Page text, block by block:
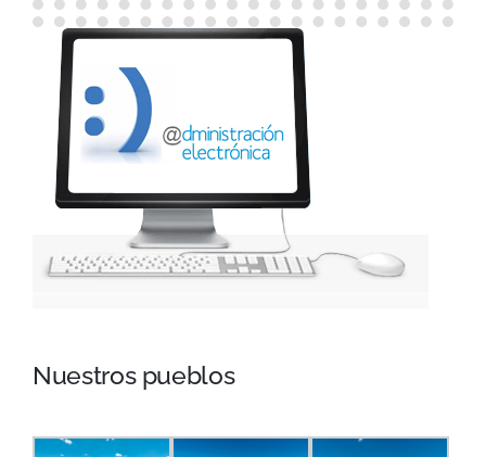
Nuestros pueblos